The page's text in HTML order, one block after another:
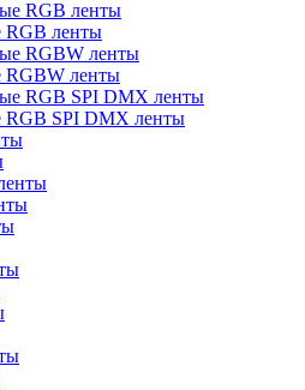
ленты
ленты
SPI DMX ленты